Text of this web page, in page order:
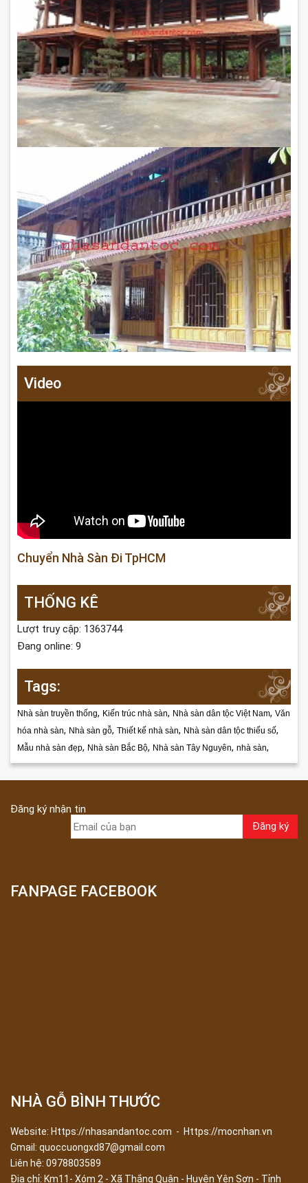
Video
Chuyển Nhà Sàn Đi TpHCM
THỐNG KÊ
Lượt truy cập: 1363744
Đang online: 9
Tags:
Nhà sàn truyền thống, Kiến trúc nhà sàn, Nhà sàn dân tộc Việt Nam, Văn
hóa nhà sàn, Nhà sàn gỗ, Thiết kế nhà sàn, Nhà sàn dân tộc thiểu số,
Mẫu nhà sàn đẹp, Nhà sàn Bắc Bộ, Nhà sàn Tây Nguyên, nhà sàn,
Đăng ký nhận tin
FANPAGE FACEBOOK
NHÀ GỖ BÌNH THƯỚC
Website: Https://nhasandantoc.com - Https://mocnhan.vn
Gmail: quoccuongxd87@gmail.com
Liên hệ: 0978803589
Địa chỉ: Km11- Xóm 2 - Xã Thắng Quân - Huyện Yên Sơn - Tỉnh